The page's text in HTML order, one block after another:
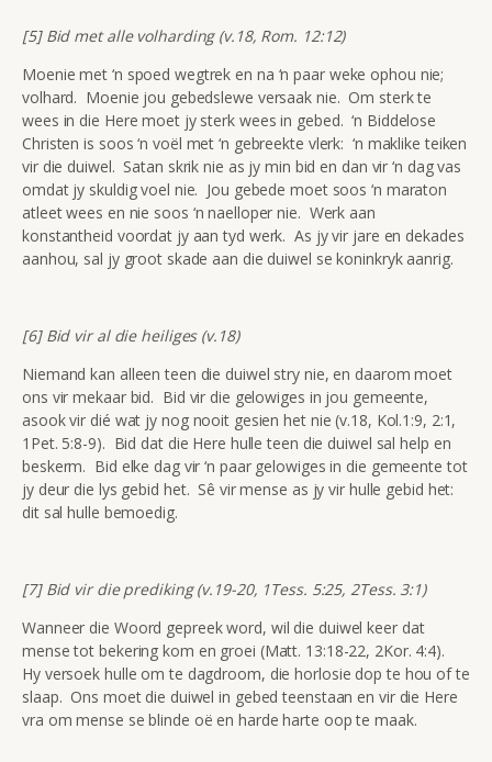
[5] Bid met alle volharding (v.18, Rom. 12:12)
Moenie met ‘n spoed wegtrek en na ‘n paar weke ophou nie;
volhard. Moenie jou gebedslewe versaak nie. Om sterk te
wees in die Here moet jy sterk wees in gebed. ‘n Biddelose
Christen is soos ‘n voël met ‘n gebreekte vlerk: ‘n maklike teiken
vir die duiwel. Satan skrik nie as jy min bid en dan vir ‘n dag vas
omdat jy skuldig voel nie. Jou gebede moet soos ‘n maraton
atleet wees en nie soos ‘n naelloper nie. Werk aan
konstantheid voordat jy aan tyd werk. As jy vir jare en dekades
aanhou, sal jy groot skade aan die duiwel se koninkryk aanrig.
[6] Bid vir al die heiliges (v.18)
Niemand kan alleen teen die duiwel stry nie, en daarom moet
ons vir mekaar bid. Bid vir die gelowiges in jou gemeente,
asook vir dié wat jy nog nooit gesien het nie (v.18, Kol.1:9, 2:1,
1Pet. 5:8-9). Bid dat die Here hulle teen die duiwel sal help en
beskerm. Bid elke dag vir ‘n paar gelowiges in die gemeente tot
jy deur die lys gebid het. Sê vir mense as jy vir hulle gebid het:
dit sal hulle bemoedig.
[7] Bid vir die prediking (v.19-20, 1Tess. 5:25, 2Tess. 3:1)
Wanneer die Woord gepreek word, wil die duiwel keer dat
mense tot bekering kom en groei (Matt. 13:18-22, 2Kor. 4:4).
Hy versoek hulle om te dagdroom, die horlosie dop te hou of te
slaap. Ons moet die duiwel in gebed teenstaan en vir die Here
vra om mense se blinde oë en harde harte oop te maak.